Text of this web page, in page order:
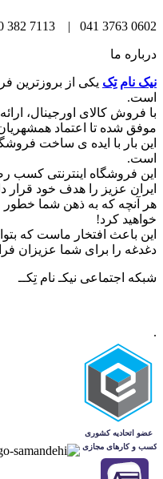
0602 3763 041 | 7113 382 0930
درباره ما
نیک نام تِک یکی از بروزترین
است.
با فروش کالای اورجینال،
موفق شده تا اعتماد
این بار با ایده ی ساخت
است.
این فروشگاه اینترنتی
ایران عزیز را هدف خود قرار
هر آنچه که به ذهن شما خطور
خواهید کرد!
این باعث افتخار ماست که
دغدغه را برای شما عزیزان
شبکه‌ اجتماعی نیکـ نام تِکــ
.